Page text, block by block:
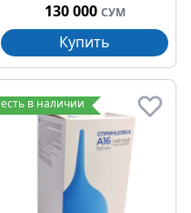
130 000 СУМ
Купить
есть в наличии